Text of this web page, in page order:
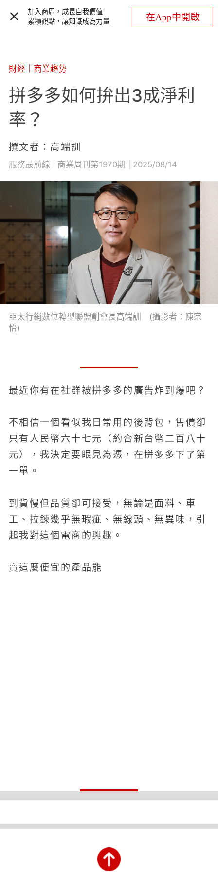
加入商周，成長自我價值
累積觀點，讓知識成為力量
在App中開啟
財經 商業趨勢
拼多多如何拚出3成淨利
率？
撰文者：高端訓
服務最前線 | 商業周刊第1970期 | 2025/08/14
亞太行銷數位轉型聯盟創會長高端訓 (攝影者：陳宗
怡)
最近你有在社群被拼多多的廣告炸到爆吧？
不相信一個看似我日常用的後背包，售價卻
只有人民幣六十七元（約合新台幣二百八十
元），我決定要眼見為憑，在拼多多下了第
一單。
到貨慢但品質卻可接受，無論是面料、車
工、拉鍊幾乎無瑕疵、無線頭、無異味，引
起我對這個電商的興趣。
賣這麼便宜的產品能